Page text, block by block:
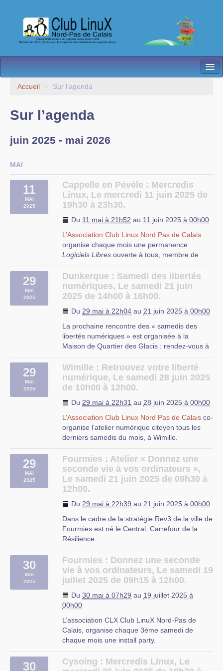
L’Association
Besoin d’Aide ?
Contact
Les antennes
Espace membres
Accueil > Sur l’agenda
Sur l’agenda
juin 2025 - mai 2026
MAI
11
MAI
2025
Cappelle en Pévèle : Mercredis
Linux, Le mercredi 11 juin 2025 de
19h30 à 23h30.
Du 11 mai à 21h52 au 11 juin 2025 à 00h00
L’Association Club Linux Nord Pas de Calais
organise chaque mois une permanence
Logiciels Libres ouverte à tous, membre de
curieux ou passionné.
Les Mercredi Linux sont des réunions
mensuelles désormais organisées le mercredi.
d’échanger des idées ou des conseils.
Régulièrement, des présentations thématiques
sont réalisées lors de ces réunions, bien sûr,
toujours autour des logiciels libres.
Durant cette permanence, vous pourrez trouver
des réponses aux questions que vous vous
posez au sujet du Logiciel Libre, ainsi que de
d’installation, de configuration et d’utilisation de
Logiciels Libres. N’hésitez pas à apporter votre
ordinateur, afin que les autres participants
puissent vous aider.
Cette permanence a lieu à la [Médiathèque
>https:/mediatheques.pevelecarembault.fr/
cappelle-en-pevele/#1494853048594-
67fa4d77-24830a45-654bc562-0ee4] , 16 rue
29
MAI
2025
Dunkerque : Samedi des libertés
numériques, Le samedi 21 juin
2025 de 14h00 à 16h00.
Du 29 mai à 22h04 au 21 juin 2025 à 00h00
La prochaine rencontre des « samedis des
libertés numériques » est organisée à la
Maison de Quartier des Glacis : rendez-vous à
& scanners avec GNU/Linux ; comment faire
des documents professionnels, avec Scribus. »
Ces rencontres du logiciel libre sont organisées
les 3èmes samedis du mois. Elles sont
divers thèmes en rapport avec notre monde
numérique, dans une structure attentive à nos
libertés.
29
MAI
2025
Wimille : Retrouvez votre liberté
numérique, Le samedi 28 juin 2025
de 10h00 à 12h00.
Du 29 mai à 22h31 au 28 juin 2025 à 00h00
L’Association Club Linux Nord Pas de Calais co-
organise l’atelier numérique citoyen tous les
derniers samedis du mois, à Wimille.
Les petits déjeuners du libre consistent à un
temps d’échange convivial autour du
numérique, de l’informatique, dit libre et
éthique.
et/ou les logiciels libres que vous utilisez sur
votre ordinateur.
voulez vous donner les moyens de maîtriser les
informations qui y entrent et en sortent, ou si
votre ordinateur devient poussif ...
Pensez à nous rendre visite, c’est gratuit et on
vous donnera toutes les clés pour que vous
Cette manifestation a lieu àl’atelier numérique
29
MAI
2025
Fourmies : Atelier « Donnez une
seconde vie à vos ordinateurs »,
Le samedi 21 juin 2025 de 09h30 à
12h00.
Du 29 mai à 22h39 au 21 juin 2025 à 00h00
Dans le cadre de la stratégie Rev3 de la ville de
Fourmies est né le Central, Carrefour de la
Résilience.
Calais organise un atelier de réemploi
d’ordinateurs.
De 9h30 à 12h00, venez découvrir les logiciels
libres et installer Linux Mint ou Mageia pour
30
MAI
2025
Fourmies : Donnez une seconde
vie à vos ordinateurs, Le samedi 19
juillet 2025 de 09h15 à 12h00.
Du 30 mai à 07h29 au 19 juillet 2025 à
00h00
L’association CLX Club LinuX Nord-Pas de
Calais, organise chaque 3ème samedi de
chaque mois une install party.
30
Cysoing : Mercredis Linux, Le